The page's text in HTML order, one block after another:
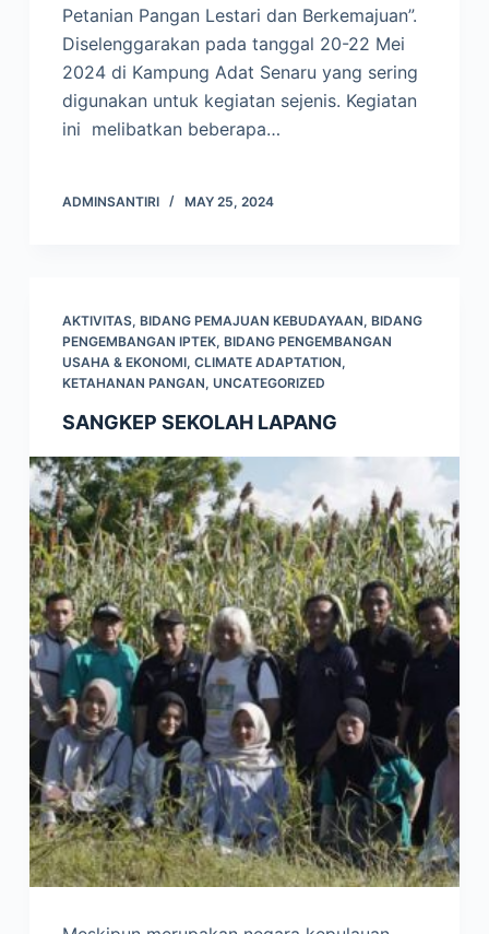
Petanian Pangan Lestari dan Berkemajuan”.
Diselenggarakan pada tanggal 20-22 Mei
2024 di Kampung Adat Senaru yang sering
digunakan untuk kegiatan sejenis. Kegiatan
ini melibatkan beberapa…
ADMINSANTIRI MAY 25, 2024
AKTIVITAS, BIDANG PEMAJUAN KEBUDAYAAN, BIDANG
PENGEMBANGAN IPTEK, BIDANG PENGEMBANGAN
USAHA & EKONOMI, CLIMATE ADAPTATION,
KETAHANAN PANGAN, UNCATEGORIZED
SANGKEP SEKOLAH LAPANG